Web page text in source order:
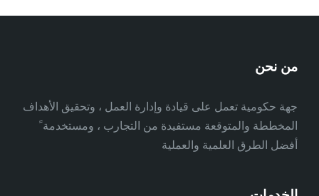
من نحن
جهة حكومية تعمل على قيادة وإدارة العمل ، وتحقيق الأهداف
المخططة والمتوقعة مستفيدة من التجارب ، ومستخدمة ً
أفضل الطرق العلمية والعملية